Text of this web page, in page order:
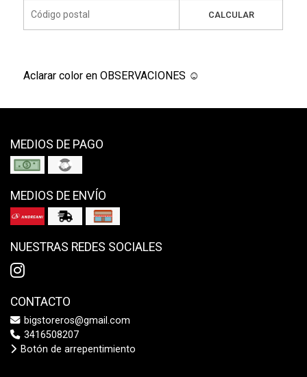
CALCULAR
Aclarar color en OBSERVACIONES ☺️
MEDIOS DE PAGO
MEDIOS DE ENVÍO
NUESTRAS REDES SOCIALES
CONTACTO
bigstoreros@gmail.com
3416508207
Botón de arrepentimiento